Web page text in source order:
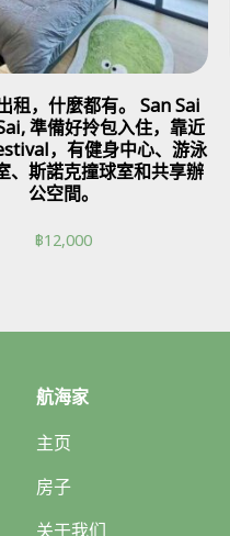
租，什麼都有。 San Sai
準備好拎包入住，靠近
，有健身中心、游泳
、斯諾克撞球室和共享辦
公空間。
฿12,000
航海家
主页
房子